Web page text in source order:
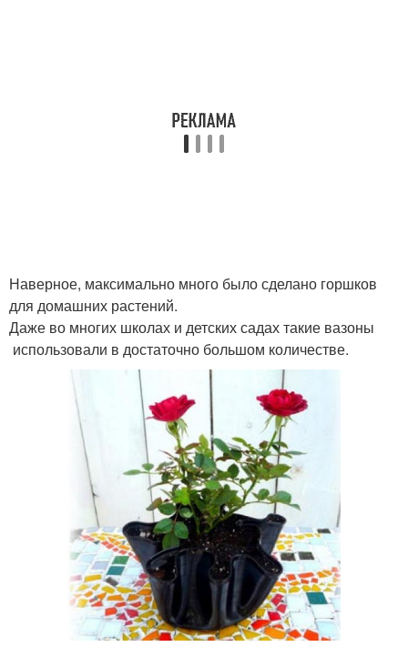
Наверное, максимально много было сделано горшков
для домашних растений.
Даже во многих школах и детских садах такие вазоны
использовали в достаточно большом количестве.